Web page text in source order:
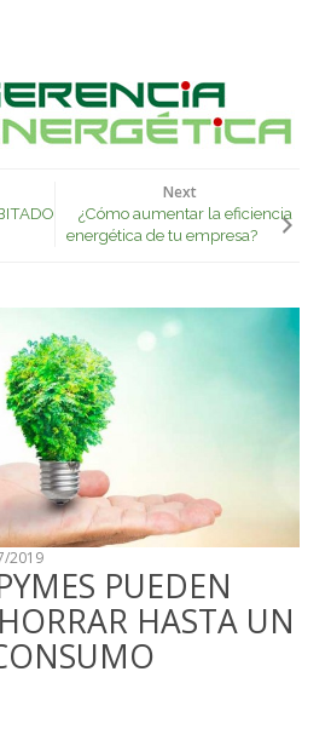
Next
¿Cómo aumentar la eficiencia
energética de tu empresa?
2019
PUEDEN
HASTA UN